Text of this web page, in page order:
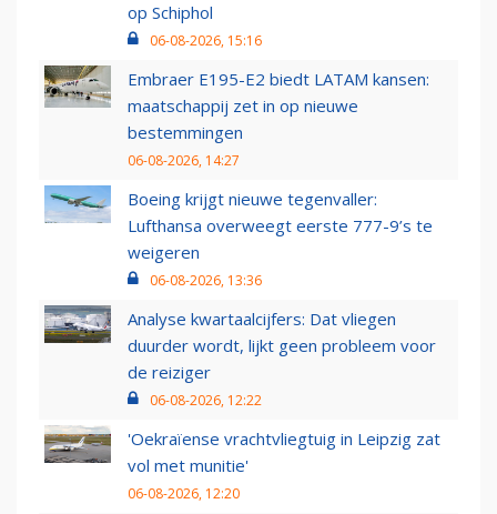
op Schiphol
06-08-2026, 15:16
Embraer E195-E2 biedt LATAM kansen:
maatschappij zet in op nieuwe
bestemmingen
06-08-2026, 14:27
Boeing krijgt nieuwe tegenvaller:
Lufthansa overweegt eerste 777-9’s te
weigeren
06-08-2026, 13:36
Analyse kwartaalcijfers: Dat vliegen
duurder wordt, lijkt geen probleem voor
de reiziger
06-08-2026, 12:22
'Oekraïense vrachtvliegtuig in Leipzig zat
vol met munitie'
06-08-2026, 12:20